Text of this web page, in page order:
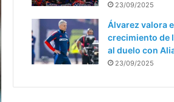
23/09/2025
Álvarez valora
crecimiento de
al duelo con
23/09/2025